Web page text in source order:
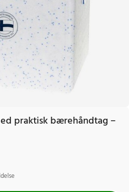
praktisk bærehåndtag –